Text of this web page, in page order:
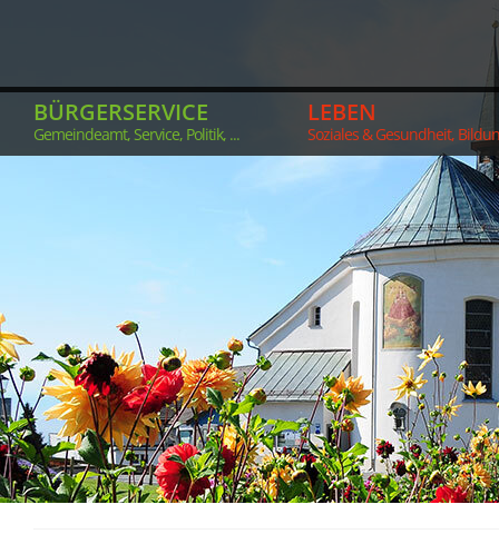
BÜRGERSERVICE
Gemeindeamt, Service, Politik, ...
LEBEN
Soziales & Gesundheit,